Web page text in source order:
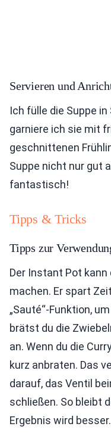
Servieren und
Ich fülle die Suppe
garniere ich sie mit
geschnittenen
Suppe nicht nur gut
fantastisch!
Tipps & Tricks
Tipps zur
Der Instant Pot
machen. Er spart
„Sauté“-Funktion,
brätst du die
an. Wenn du die
kurz anbraten. Das
darauf, das Ventil
schließen. So bleibt
Ergebnis wird besser.